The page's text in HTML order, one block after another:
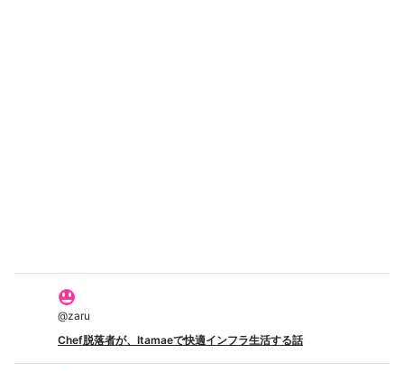
@zaru
Chef脱落者が、Itamaeで快適インフラ生活する話